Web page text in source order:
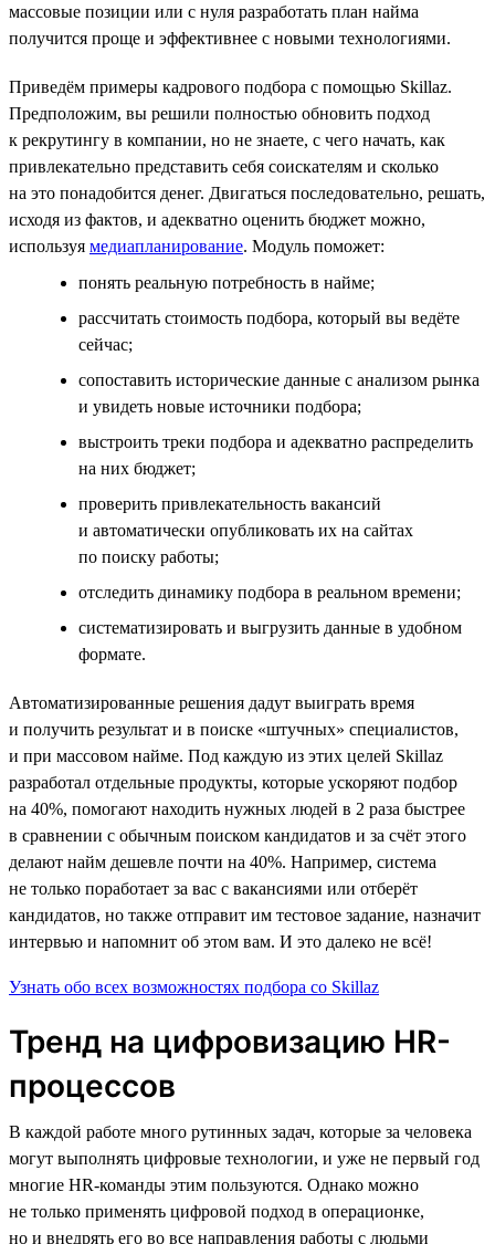
массовые позиции или с нуля разработать план найма
получится проще и эффективнее с новыми технологиями.
Приведём примеры кадрового подбора с помощью Skillaz.
Предположим, вы решили полностью обновить подход
к рекрутингу в компании, но не знаете, с чего начать, как
привлекательно представить себя соискателям и сколько
на это понадобится денег. Двигаться последовательно, решать,
исходя из фактов, и адекватно оценить бюджет можно,
используя медиапланирование. Модуль поможет:
понять реальную потребность в найме;
рассчитать стоимость подбора, который вы ведёте
сейчас;
сопоставить исторические данные с анализом рынка
и увидеть новые источники подбора;
выстроить треки подбора и адекватно распределить
на них бюджет;
проверить привлекательность вакансий
и автоматически опубликовать их на сайтах
по поиску работы;
отследить динамику подбора в реальном времени;
систематизировать и выгрузить данные в удобном
формате.
Автоматизированные решения дадут выиграть время
и получить результат и в поиске «штучных» специалистов,
и при массовом найме. Под каждую из этих целей Skillaz
разработал отдельные продукты, которые ускоряют подбор
на 40%, помогают находить нужных людей в 2 раза быстрее
в сравнении с обычным поиском кандидатов и за счёт этого
делают найм дешевле почти на 40%. Например, система
не только поработает за вас с вакансиями или отберёт
кандидатов, но также отправит им тестовое задание, назначит
интервью и напомнит об этом вам. И это далеко не всё!
Узнать обо всех возможностях подбора со Skillaz
Тренд на цифровизацию HR-
процессов
В каждой работе много рутинных задач, которые за человека
могут выполнять цифровые технологии, и уже не первый год
многие HR-команды этим пользуются. Однако можно
не только применять цифровой подход в операционке,
но и внедрять его во все направления работы с людьми